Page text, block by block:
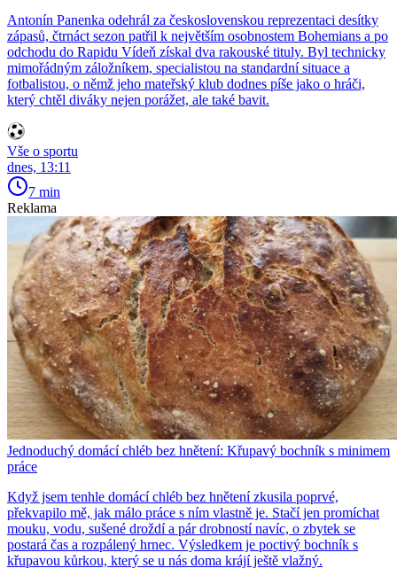
Antonín Panenka odehrál za československou reprezentaci desítky
zápasů, čtrnáct sezon patřil k největším osobnostem Bohemians a po
odchodu do Rapidu Vídeň získal dva rakouské tituly. Byl technicky
mimořádným záložníkem, specialistou na standardní situace a
fotbalistou, o němž jeho mateřský klub dodnes píše jako o hráči,
který chtěl diváky nejen porážet, ale také bavit.
Vše o sportu
dnes, 13:11
7 min
Reklama
Jednoduchý domácí chléb bez hnětení: Křupavý bochník s minimem
práce
Když jsem tenhle domácí chléb bez hnětení zkusila poprvé,
překvapilo mě, jak málo práce s ním vlastně je. Stačí jen promíchat
mouku, vodu, sušené droždí a pár drobností navíc, o zbytek se
postará čas a rozpálený hrnec. Výsledkem je poctivý bochník s
křupavou kůrkou, který se u nás doma krájí ještě vlažný.